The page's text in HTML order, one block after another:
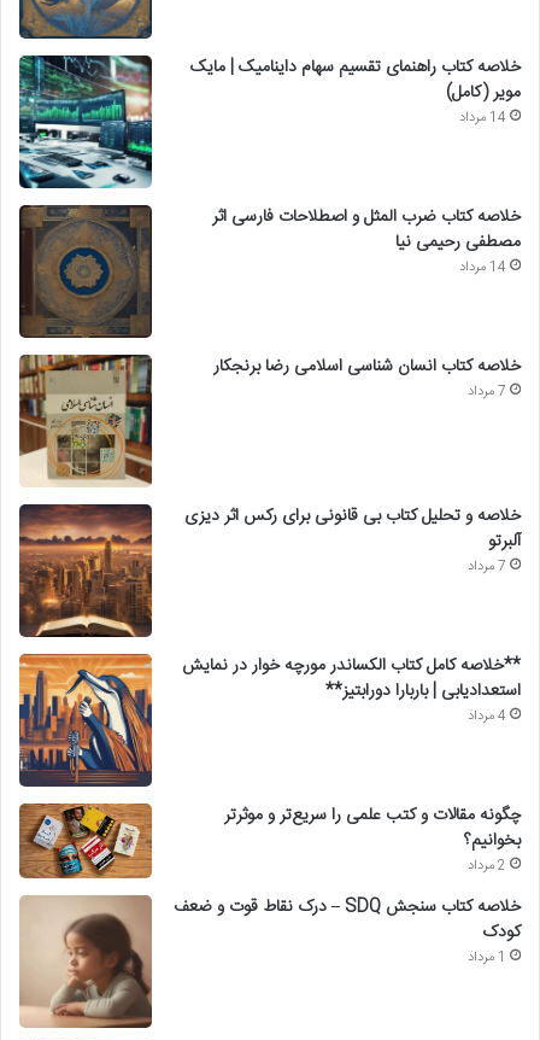
خلاصه کتاب راهنمای تقسیم سهام داینامیک | مایک
مویر (کامل)
14 مرداد
خلاصه کتاب ضرب المثل و اصطلاحات فارسی اثر
مصطفی رحیمی نیا
14 مرداد
خلاصه کتاب انسان شناسی اسلامی رضا برنجکار
7 مرداد
خلاصه و تحلیل کتاب بی قانونی برای رکس اثر دیزی
آلبرتو
7 مرداد
**خلاصه کامل کتاب الکساندر مورچه خوار در نمایش
استعدادیابی | باربارا دورابتیز**
4 مرداد
چگونه مقالات و کتب علمی را سریع‌تر و موثرتر
بخوانیم؟
2 مرداد
خلاصه کتاب سنجش SDQ – درک نقاط قوت و ضعف
کودک
1 مرداد